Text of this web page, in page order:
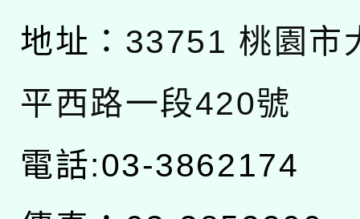
地址： 33751 桃園市
平西路一段420號
電話:03-3862174